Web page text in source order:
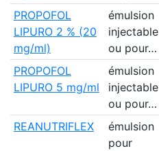
PROPOFOL
LIPURO 2 % (20
mg/ml)
émulsion
injectable
ou pour…
PROPOFOL
LIPURO 5 mg/ml
émulsion
injectable
ou pour…
REANUTRIFLEX
émulsion
pour